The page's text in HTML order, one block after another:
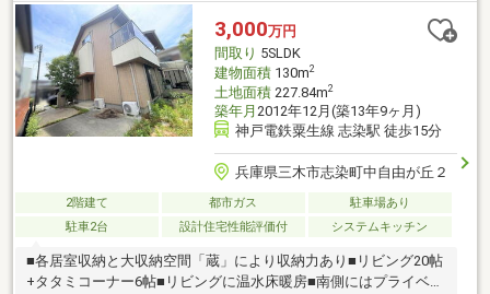
3,000万円
間取り 5SLDK
建物面積130m2
土地面積227.84m2
築年月 2012年12月(築13年9ヶ月)
神戸電鉄粟生線 志染駅 徒歩15分
兵庫県三木市志染町中自由が丘２
2階建て 都市ガス
駐車場あり
駐車2台
設計住宅性能評価付 システムキッチン
■各居室収納と大収納空間「蔵」により収納力あり■リビング20帖
+タタミコーナー6帖■リビングに温水床暖房■南側にはプライベー